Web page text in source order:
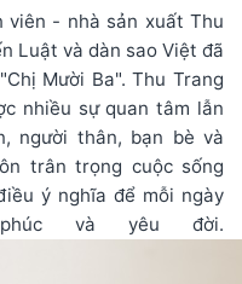
viên - nhà sản xuất Thu
Luật và dàn sao Việt đã
Mười Ba". Thu Trang
nhiều sự quan tâm lẫn
người thân, bạn bè và
trân trọng cuộc sống
ý nghĩa để mỗi ngày
và yêu đời.